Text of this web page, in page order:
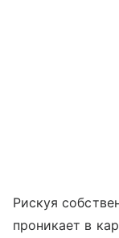
Рискуя
проникает в